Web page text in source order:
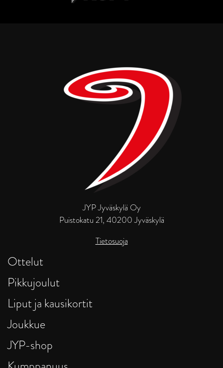
JYP Jyväskylä Oy
Puistokatu 21, 40200 Jyväskylä
Tietosuoja
Ottelut
Pikkujoulut
Liput ja kausikortit
Joukkue
JYP-shop